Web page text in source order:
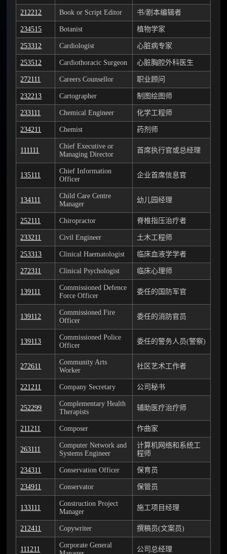
212212 Book or Script Editor 书/剧本编辑者
234515 Botanist 植物学家
253312 Cardiologist 心脏病专家
253512 Cardiothoracic Surgeon 心脏胸腔外科医生
272111 Careers Counsellor 职业顾问
232213 Cartographer 制图绘图师
233111 Chemical Engineer 化学工程师
234211 Chemist 药剂师
111111
Chief Executive or
Managing Director
首席执行官或总经理
135111
Chief Information
Officer
企业首席信息官
134111
Child Care Centre
Manager
幼儿园经理
252111 Chiropractor 脊椎指压治疗者
233211 Civil Engineer 土木工程师
253313 Clinical Haematologist 临床血液学学者
272311 Clinical Psychologist 临床心理师
139111
Commissioned Defence
Force Officer
委任的国防军官
139112
Commissioned Fire
Officer
委任的消防官员
139113
Commissioned Police
Officer
委任的警务人员(警察)
272611
Community Arts
Worker
社区艺术工作者
221211 Company Secretary 公司秘书
252299
Complementary Health
Therapists
辅助医疗治疗师
211211 Composer 作曲家
263111
Computer Network and
Systems Engineer
计算机网络和系统工
程师
234311 Conservation Officer 保育员
234911 Conservator 保管员
133111
Construction Project
Manager
施工项目经理
212411 Copywriter 撰稿员(文案员)
111211
Corporate General
公司总经理